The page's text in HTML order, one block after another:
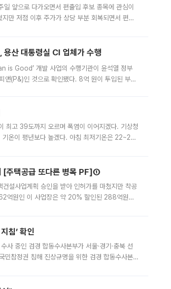
앞으로 다가오면서 편출입 후보 종목에 관심이
만 저점 이후 주가가 상당 부분 회복되면서 편입
산 대통령실 CI 업체가 수행
is Good’ 개발 사업의 수행기관이 윤석열 정부
앤(P&)인 것으로 확인됐다. 8억 원이 투입된 부산
최고 39도까지 오르며 폭염이 이어지겠다. 기상청
기온이 평년보다 높겠다. 아침 최저기온은 22~27
[주택공급 또다른 병목 PF]①
설사업계획 승인을 받아 인허가를 마쳤지만 착공
억원인 이 사업장은 약 20% 할인된 288억원에
침’ 확인
중인 검경 합동수사본부가 서울·경기·충북 선
참정권 침해 진상규명을 위한 검경 합동수사본